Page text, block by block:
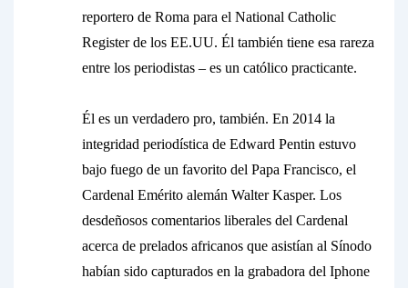
reportero de Roma para el National Catholic
Registerde los EE.UU. Él también tiene esa rareza
entre los periodistas – es un católico practicante.
Él es un verdadero pro, también. En 2014 la
integridad periodística de Edward Pentin estuvo
bajo fuego de un favorito del Papa Francisco, el
Cardenal Emérito alemán Walter Kasper. Los
desdeñosos comentarios liberales del Cardenal
acerca de prelados africanos que asistían al Sínodo
habían sido capturados en la grabadora del Iphone